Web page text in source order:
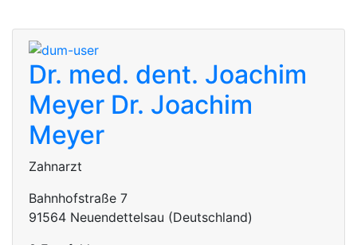
Dr. med. dent. Joachim
Meyer Dr. Joachim
Meyer
Zahnarzt
Bahnhofstraße 7
91564 Neuendettelsau (Deutschland)